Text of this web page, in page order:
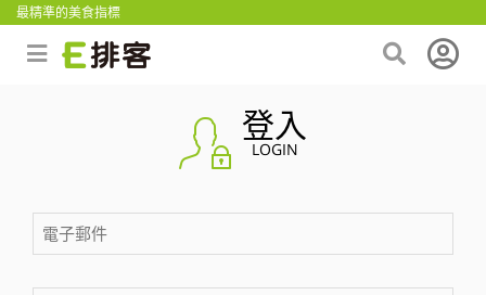
最精準的美食指標
登入
LOGIN